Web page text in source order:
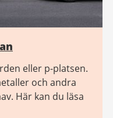
eller p-platsen.
och andra
Här kan du läsa